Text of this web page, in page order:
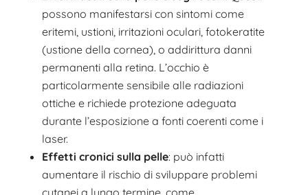
possono manifestarsi con sintomi come
eritemi, ustioni, irritazioni oculari, fotokeratite
(ustione della cornea), o addirittura danni
permanenti alla retina. L’occhio è
particolarmente sensibile alle radiazioni
ottiche e richiede protezione adeguata
durante l’esposizione a fonti coerenti come i
laser.
Effetti cronici sulla pelle: può infatti
aumentare il rischio di sviluppare problemi
cutanei a lungo termine, come